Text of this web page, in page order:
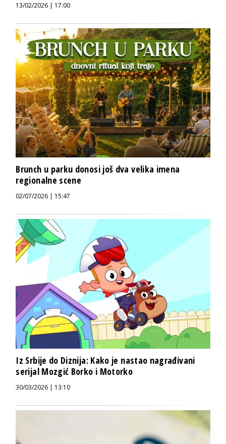
13/02/2026 | 17:00
Brunch u parku donosi još dva velika imena
regionalne scene
02/07/2026 | 15:47
Iz Srbije do Diznija: Kako je nastao nagrađivani
serijal Mozgić Borko i Motorko
30/03/2026 | 13:10